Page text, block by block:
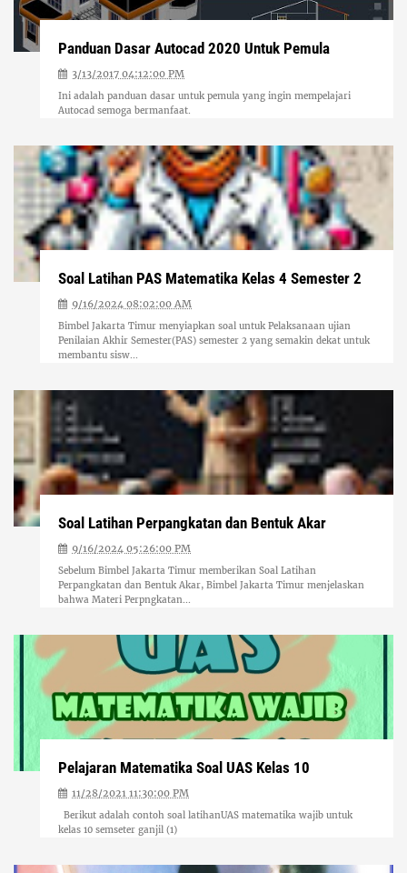
Panduan Dasar Autocad 2020 Untuk Pemula
3/13/2017 04:12:00 PM
Ini adalah panduan dasar untuk pemula yang ingin mempelajari
Autocad semoga bermanfaat.
Soal Latihan PAS Matematika Kelas 4 Semester 2
9/16/2024 08:02:00 AM
Bimbel Jakarta Timur menyiapkan soal untuk Pelaksanaan ujian
Penilaian Akhir Semester(PAS) semester 2 yang semakin dekat untuk
membantu sisw...
Soal Latihan Perpangkatan dan Bentuk Akar
9/16/2024 05:26:00 PM
Sebelum Bimbel Jakarta Timur memberikan Soal Latihan
Perpangkatan dan Bentuk Akar, Bimbel Jakarta Timur menjelaskan
bahwa Materi Perpngkatan...
Pelajaran Matematika Soal UAS Kelas 10
11/28/2021 11:30:00 PM
Berikut adalah contoh soal latihanUAS matematika wajib untuk
kelas 10 semseter ganjil (1)